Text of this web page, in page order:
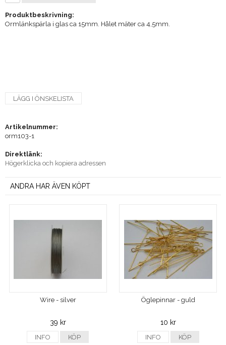
Produktbeskrivning:
Ormlänkspärla i glas ca 15mm. Hålet mäter ca 4,5mm.
LÄGG I ÖNSKELISTA
Artikelnummer:
orm103-1
Direktlänk:
Högerklicka och kopiera adressen
ANDRA HAR ÄVEN KÖPT
Wire - silver
39 kr
INFO KÖP
Öglepinnar - guld
10 kr
INFO KÖP